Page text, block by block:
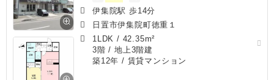
伊集院駅 歩14分
日置市伊集院町徳重１
1LDK / 42.35m²
3階 / 地上3階建
築12年 / 賃貸マンション